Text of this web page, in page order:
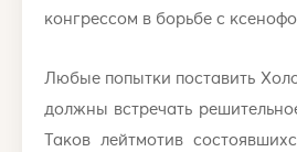
конгрессом в борьбе с
Любые попытки поставить
должны встречать
Таков лейтмотив